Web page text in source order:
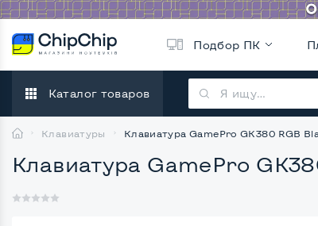
Подбор ПК
Каталог товаров
Клавиатуры Клавиатура GamePro GK380 RGB
Клавиатура GamePro